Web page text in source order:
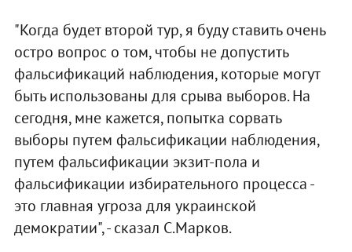
"Когда будет второй тур, я буду ставить очень
остро вопрос о том, чтобы не допустить
фальсификаций наблюдения, которые могут
быть использованы для срыва выборов. На
сегодня, мне кажется, попытка сорвать
выборы путем фальсификации наблюдения,
путем фальсификации экзит-пола и
фальсификации избирательного процесса -
это главная угроза для украинской
демократии", - сказал С.Марков.